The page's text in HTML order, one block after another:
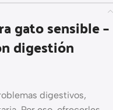
gato sensible –
digestión
digestivos,